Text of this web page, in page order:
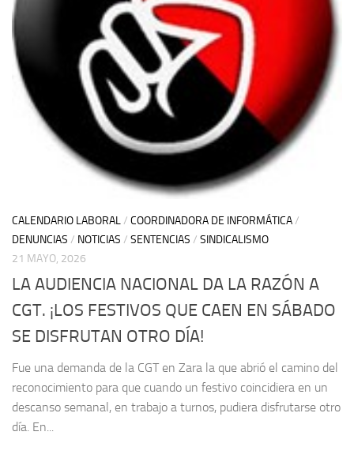
CALENDARIO LABORAL/ COORDINADORA DE INFORMÁTICA/
DENUNCIAS / NOTICIAS / SENTENCIAS / SINDICALISMO
21 MAYO, 2026
LA AUDIENCIA NACIONAL DA LA RAZÓN A
CGT. ¡LOS FESTIVOS QUE CAEN EN SÁBADO
SE DISFRUTAN OTRO DÍA!
Fue una demanda de la CGT en Zara la que abrió el camino del
reconocimiento para que cuando un festivo coincidiera en un
descanso semanal, en trabajo a turnos, pudiera disfrutarse otro
día. En...